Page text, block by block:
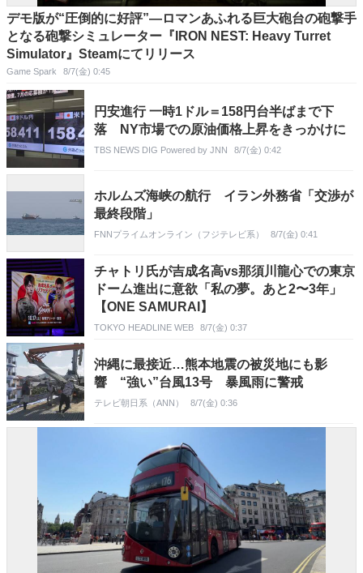
デモ版が“圧倒的に好評”―ロマンあふれる巨大砲台の砲撃手
となる砲撃シミュレーター『IRON NEST: Heavy Turret
Simulator』Steamにてリリース
Game Spark 8/7(金) 0:45
円安進行 一時1ドル＝158円台半ばまで下
落 NY市場での原油価格上昇をきっかけに
TBS NEWS DIG Powered by JNN 8/7(金) 0:42
ホルムズ海峡の航行 イラン外務省「交渉が
最終段階」
FNNプライムオンライン（フジテレビ系） 8/7(金) 0:41
チャトリ氏が吉成名高vs那須川龍心での東京
ドーム進出に意欲「私の夢。あと2〜3年」
【ONE SAMURAI】
TOKYO HEADLINE WEB 8/7(金) 0:37
沖縄に最接近…熊本地震の被災地にも影
響 “強い”台風13号 暴風雨に警戒
テレビ朝日系（ANN） 8/7(金) 0:36